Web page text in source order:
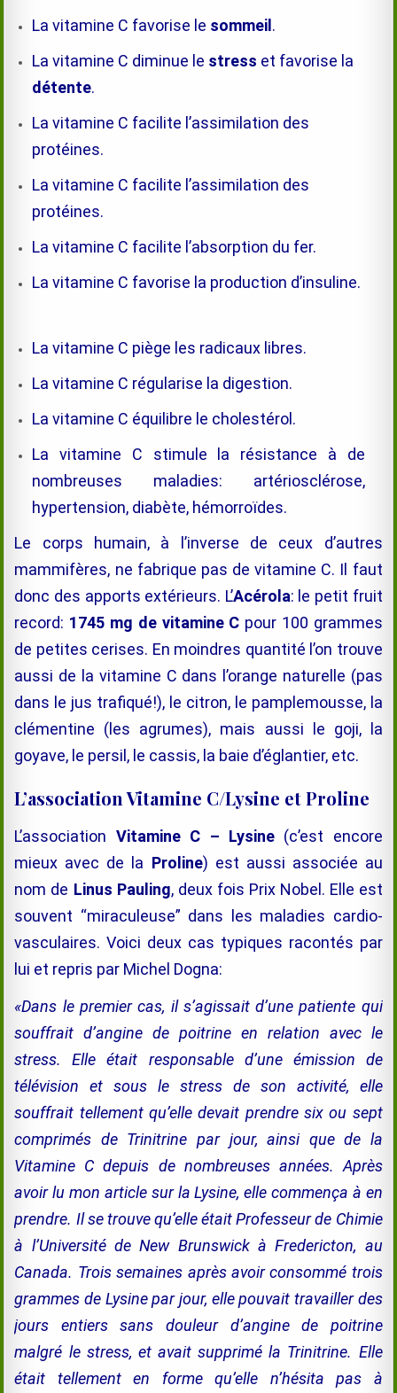
La vitamine C favorise le sommeil.
La vitamine C diminue le stress et favorise la
détente.
La vitamine C facilite l’assimilation des
protéines.
La vitamine C facilite l’assimilation des
protéines.
La vitamine C facilite l’absorption du fer.
La vitamine C favorise la production d’insuline.
La vitamine C piège les radicaux libres.
La vitamine C régularise la digestion.
La vitamine C équilibre le cholestérol.
La vitamine C stimule la résistance à de
nombreuses maladies: artériosclérose,
hypertension, diabète, hémorroïdes.
Le corps humain, à l’inverse de ceux d’autres
mammifères, ne fabrique pas de vitamine C. Il faut
donc des apports extérieurs. L’Acérola: le petit fruit
record: 1745 mg de vitamine C pour 100 grammes
de petites cerises. En moindres quantité l’on trouve
aussi de la vitamine C dans l’orange naturelle (pas
dans le jus trafiqué!), le citron, le pamplemousse, la
clémentine (les agrumes), mais aussi le goji, la
goyave, le persil, le cassis, la baie d’églantier, etc.
L’association Vitamine C/Lysine et Proline
L’association Vitamine C – Lysine(c’est encore
mieux avec de la Proline) est aussi associée au
nom de Linus Pauling, deux fois Prix Nobel. Elle est
souvent “miraculeuse” dans les maladies cardio-
vasculaires. Voici deux cas typiques racontés par
lui et repris par Michel Dogna:
«Dans le premier cas, il s’agissait d’une patiente qui
souffrait d’angine de poitrine en relation avec le
stress. Elle était responsable d’une émission de
télévision et sous le stress de son activité, elle
souffrait tellement qu’elle devait prendre six ou sept
comprimés de Trinitrine par jour, ainsi que de la
Vitamine C depuis de nombreuses années. Après
avoir lu mon article sur la Lysine, elle commença à en
prendre. Il se trouve qu’elle était Professeur de Chimie
à l’Université de New Brunswick à Fredericton, au
Canada. Trois semaines après avoir consommé trois
grammes de Lysine par jour, elle pouvait travailler des
jours entiers sans douleur d’angine de poitrine
malgré le stress, et avait supprimé la Trinitrine. Elle
était tellement en forme qu’elle n’hésita pas à